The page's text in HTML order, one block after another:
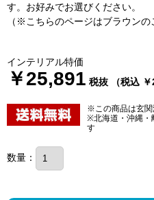
す。お好みでお選びください。
（※こちらのページはブラウンの
インテリアル特価
￥25,891 税抜 （税込 ￥
※この商品は玄関
※北海道・沖縄・
す
数量：